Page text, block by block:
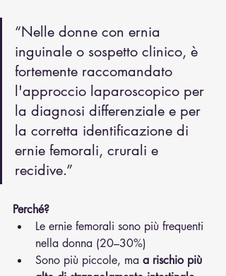
“Nelle donne con ernia
inguinale o sospetto clinico, è
fortemente raccomandato
l'approccio laparoscopico per
la diagnosi differenziale e per
la corretta identificazione di
ernie femorali, crurali e
recidive.”
Perché?
Le ernie femorali sono più frequenti
nella donna (20–30%)
Sono più piccole, ma a rischio più